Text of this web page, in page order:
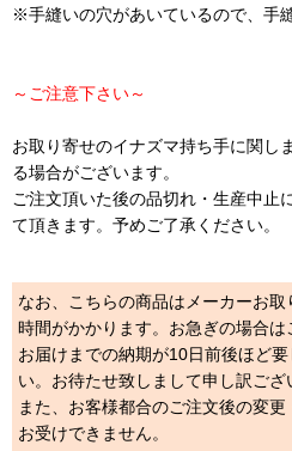
※手縫いの穴があいているので、手
～ご注意下さい～
お取り寄せのイナズマ持ち手に関し
る場合がございます。
ご注文頂いた後の品切れ・生産中止
て頂きます。予めご了承ください。
なお、こちらの商品はメーカーお
時間がかかります。お急ぎの場合は
お届けまでの納期が10日前後ほど
い。お待たせ致しまして申し訳ござ
また、お客様都合のご注文後の変
お受けできません。